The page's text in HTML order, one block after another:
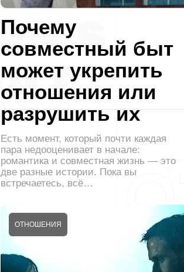
Почему
совместный быт
может укрепить
отношения или
разрушить их
Есть момент, который почти каждая
пара недооценивает в начале:
романтика и совместная жизнь — это
две разные истории. Пока вы
встречаетесь, всё…
ОТНОШЕНИЯ